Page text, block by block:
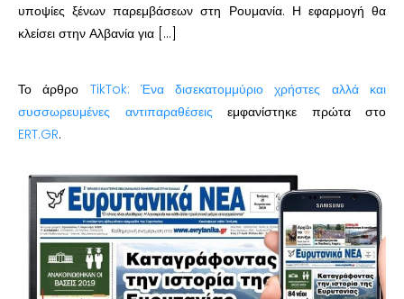
υποψίες ξένων παρεμβάσεων στη Ρουμανία. Η εφαρμογή θα
κλείσει στην Αλβανία για […]
Το άρθρο TikTok: Ένα δισεκατομμύριο χρήστες αλλά και
συσσωρευμένες αντιπαραθέσεις εμφανίστηκε πρώτα στο
ERT.GR.